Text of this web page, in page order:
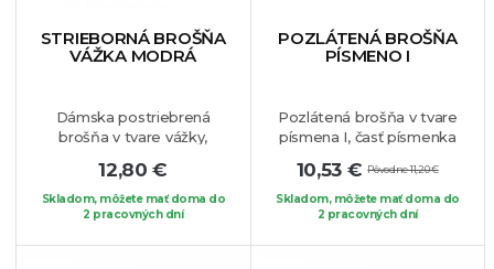
STRIEBORNÁ BROŠŇA
VÁŽKA MODRÁ
Dámska postriebrená
brošňa v tvare vážky,
tmavomodré krištáli.
Vážka je symbolom
slobody, preto pokiaľ ste
12,80 €
Skladom, môžete mať doma do
2 pracovných dní
POZLÁTENÁ BROŠŇA
PÍSMENO I
Pozlátená brošňa v tvare
písmena I, časť písmenka
krištálikmi. Brošňa je
vhodná pre dámy, ktorých
krstné meno sa začína
10,53 €Pôvodne 11,20 €
Skladom, môžete mať doma do
2 pracovných dní